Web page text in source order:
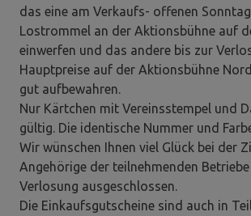
das eine am Verkaufs- offenen
Lostrommel an der Aktionsbühne auf
einwerfen und das andere bis zur
Hauptpreise auf der Aktionsbühne
gut aufbewahren.
Nur Kärtchen mit Vereinsstempel und
gültig. Die identische Nummer und
Wir wünschen Ihnen viel Glück bei der
Angehörige der teilnehmenden
Verlosung ausgeschlossen.
Die Einkaufsgutscheine sind auch in